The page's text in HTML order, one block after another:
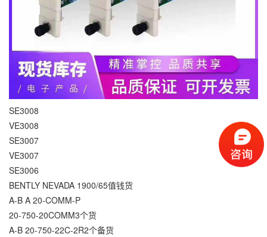
SE3008
VE3008
SE3007
VE3007
SE3006
BENTLY NEVADA 1900/65值钱货
A-B A 20-COMM-P
20-750-20COMM3个货
A-B 20-750-22C-2R2个备货